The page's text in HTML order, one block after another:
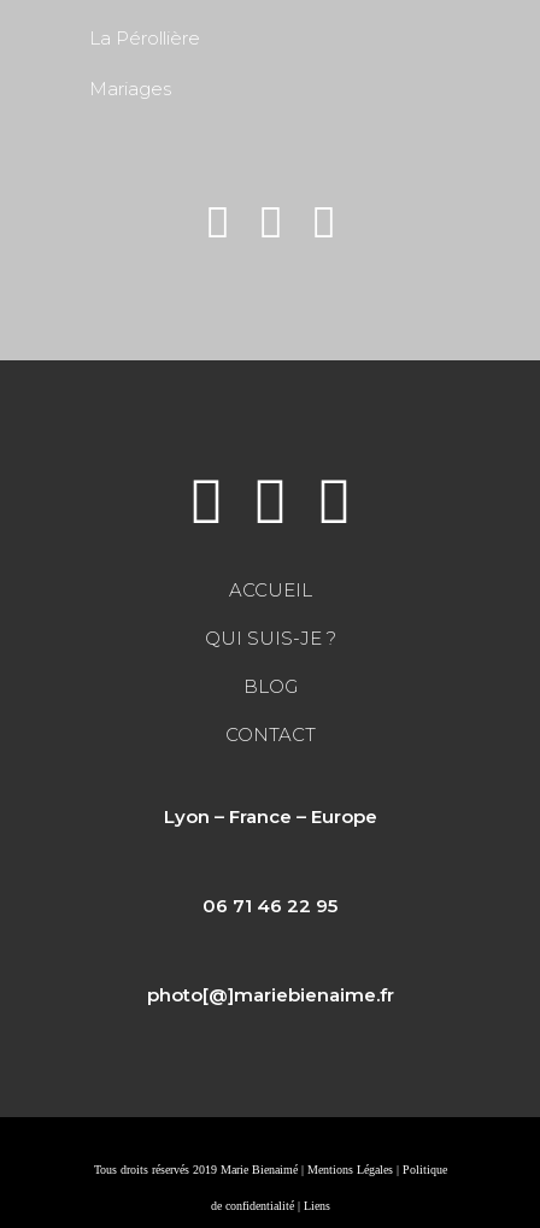
La Pérollière
Mariages
ACCUEIL
QUI SUIS-JE ?
BLOG
CONTACT
Lyon – France – Europe
06 71 46 22 95
photo[@]mariebienaime.fr
Tous droits réservés 2019 Marie Bienaimé | Mentions Légales| Politique
de confidentialité| Liens